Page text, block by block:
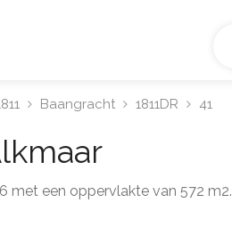
Baangracht 1811DR 41
met een oppervlakte van 572